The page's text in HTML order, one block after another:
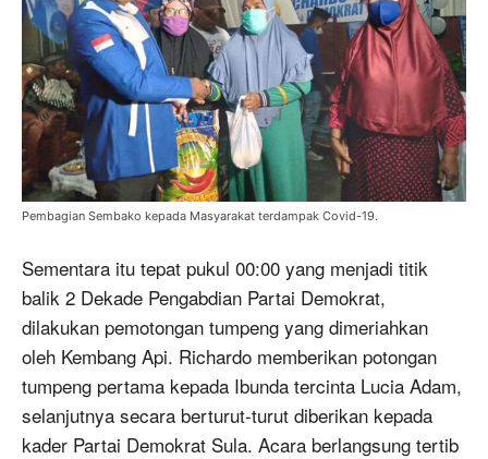
Pembagian Sembako kepada Masyarakat terdampak Covid-19.
Sementara itu tepat pukul 00:00 yang menjadi titik
balik 2 Dekade Pengabdian Partai Demokrat,
dilakukan pemotongan tumpeng yang dimeriahkan
oleh Kembang Api. Richardo memberikan potongan
tumpeng pertama kepada Ibunda tercinta Lucia Adam,
selanjutnya secara berturut-turut diberikan kepada
kader Partai Demokrat Sula. Acara berlangsung tertib